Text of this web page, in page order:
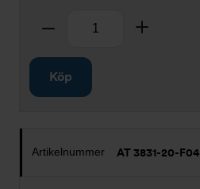
Ta bort
Köp
AT 3831-20-F04